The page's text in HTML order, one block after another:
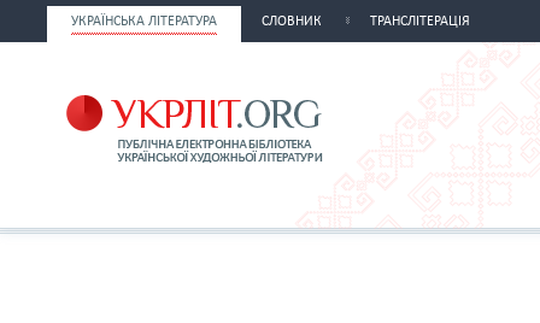
УКРАЇНСЬКА ЛІТЕРАТУРА СЛОВНИК ТРАНСЛІТЕРАЦІЯ